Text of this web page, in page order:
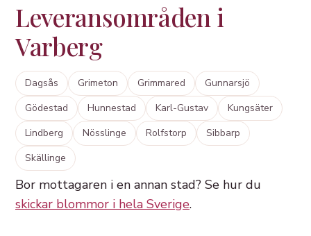
Leveransområden i
Varberg
Dagsås Grimeton Grimmared
Gunnarsjö
Gödestad
Hunnestad Karl-Gustav
Kungsäter
Lindberg
Nösslinge Rolfstorp
Sibbarp
Skällinge
Bor mottagaren i en annan stad? Se hur du
skickar blommor i hela Sverige.